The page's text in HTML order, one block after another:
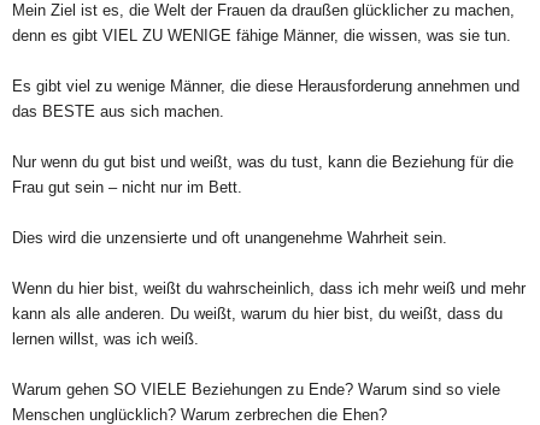
Mein Ziel ist es, die Welt der Frauen da draußen glücklicher zu machen,
denn es gibt VIEL ZU WENIGE fähige Männer, die wissen, was sie tun.
Es gibt viel zu wenige Männer, die diese Herausforderung annehmen und
das BESTE aus sich machen.
Nur wenn du gut bist und weißt, was du tust, kann die Beziehung für die
Frau gut sein – nicht nur im Bett.
Dies wird die unzensierte und oft unangenehme Wahrheit sein.
Wenn du hier bist, weißt du wahrscheinlich, dass ich mehr weiß und mehr
kann als alle anderen. Du weißt, warum du hier bist, du weißt, dass du
lernen willst, was ich weiß.
Warum gehen SO VIELE Beziehungen zu Ende? Warum sind so viele
Menschen unglücklich? Warum zerbrechen die Ehen?